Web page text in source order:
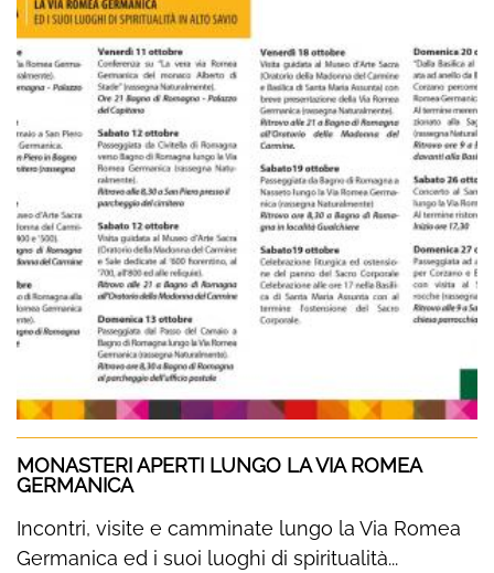
MONASTERI APERTI LUNGO LA VIA ROMEA
GERMANICA
Incontri, visite e camminate lungo la Via Romea
Germanica ed i suoi luoghi di spiritualità...